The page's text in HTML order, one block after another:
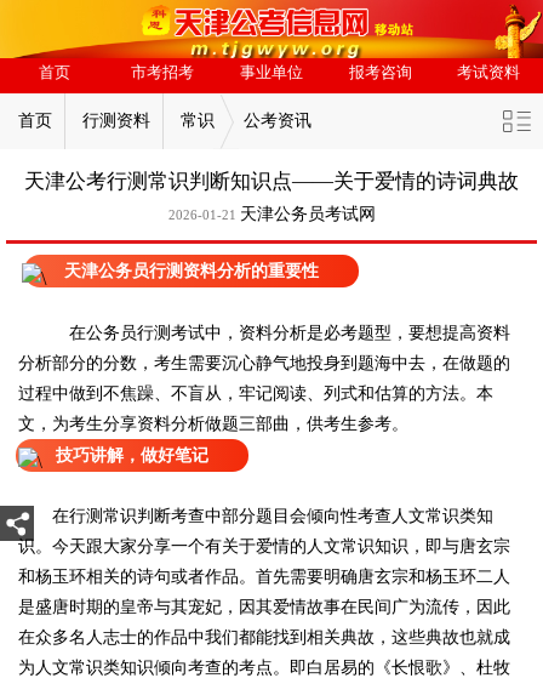
首页 市考招考 事业单位 报考咨询 考试资料
首页 行测资料 常识 公考资讯
天津公考行测常识判断知识点——关于爱情的诗词典故
2026-01-21 天津公务员考试网
天津公务员行测资料分析的重要性
在公务员行测考试中，资料分析是必考题型，要想提高资料
分析部分的分数，考生需要沉心静气地投身到题海中去，在做题的
过程中做到不焦躁、不盲从，牢记阅读、列式和估算的方法。本
文，为考生分享资料分析做题三部曲，供考生参考。
技巧讲解，做好笔记
在行测常识判断考查中部分题目会倾向性考查人文常识类知
识。今天跟大家分享一个有关于爱情的人文常识知识，即与唐玄宗
和杨玉环相关的诗句或者作品。首先需要明确唐玄宗和杨玉环二人
是盛唐时期的皇帝与其宠妃，因其爱情故事在民间广为流传，因此
在众多名人志士的作品中我们都能找到相关典故，这些典故也就成
为人文常识类知识倾向考查的考点。即白居易的《长恨歌》、杜牧